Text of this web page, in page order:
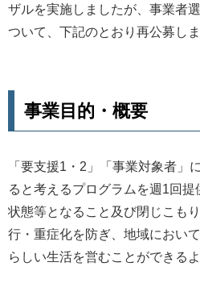
ザルを実施しましたが、事業者
ついて、下記のとおり再公募しま
事業目的・概要
「要支援1・2」「事業対象者」
ると考えるプログラムを週1回
状態等となること及び閉じこも
行・重症化を防ぎ、地域におい
らしい生活を営むことができる